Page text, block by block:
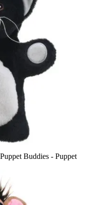
Buddies - Puppet